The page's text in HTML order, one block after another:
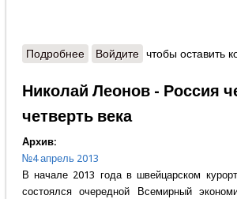
Подробнеео Феномен русофобии:
Войдите чтобы оставить
Николай Леонов - Россия
четверть века
Архив:
№4 апрель 2013
В начале 2013 года в швейцарском
состоялся очередной Всемирный